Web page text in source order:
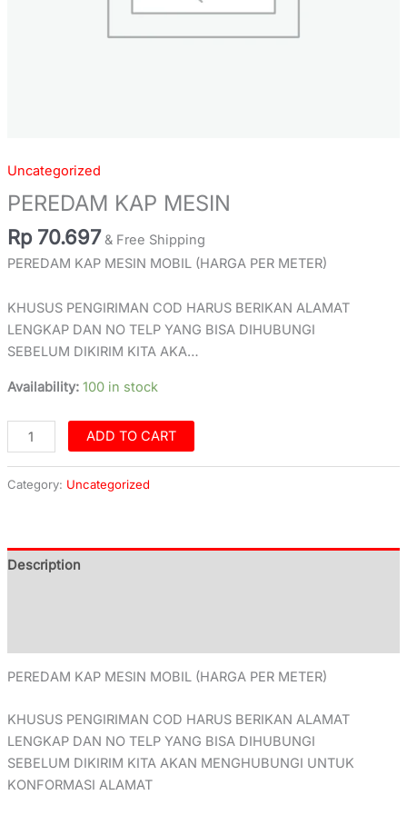
Uncategorized
PEREDAM KAP MESIN
Rp 70.697 & Free Shipping
PEREDAM KAP MESIN MOBIL (HARGA PER METER)
KHUSUS PENGIRIMAN COD HARUS BERIKAN ALAMAT
LENGKAP DAN NO TELP YANG BISA DIHUBUNGI
SEBELUM DIKIRIM KITA AKA…
Availability: 100 in stock
ADD TO CART
Category: Uncategorized
Description
PEREDAM KAP MESIN MOBIL (HARGA PER METER)
KHUSUS PENGIRIMAN COD HARUS BERIKAN ALAMAT
LENGKAP DAN NO TELP YANG BISA DIHUBUNGI
SEBELUM DIKIRIM KITA AKAN MENGHUBUNGI UNTUK
KONFORMASI ALAMAT